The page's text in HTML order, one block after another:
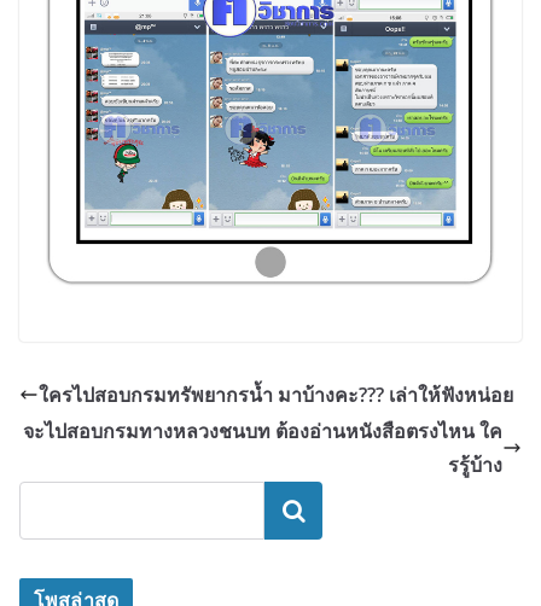
ใครไปสอบกรมทรัพยากรน้ำ มาบ้างคะ??? เล่าให้ฟังหน่อย
จะไปสอบกรมทางหลวงชนบท ต้องอ่านหนังสือตรงไหน ใค
รรู้บ้าง
ค้นหา
โพสล่าสุด